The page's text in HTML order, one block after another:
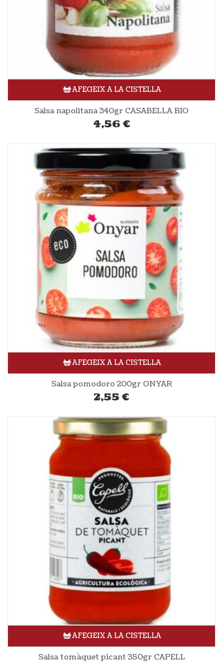
AFEGEIX A LA CISTELLA
Salsa napolitana 340gr CASABELLA BIO
4,56 €
AFEGEIX A LA CISTELLA
Salsa pomodoro 200gr ONYAR
2,55 €
AFEGEIX A LA CISTELLA
Salsa tomàquet picant 350gr CAPELL